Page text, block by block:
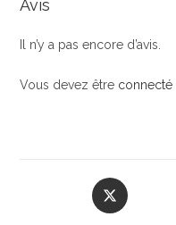
Avis
Il n’y a pas encore d’avis.
Vous devez être connecté
Opens
in